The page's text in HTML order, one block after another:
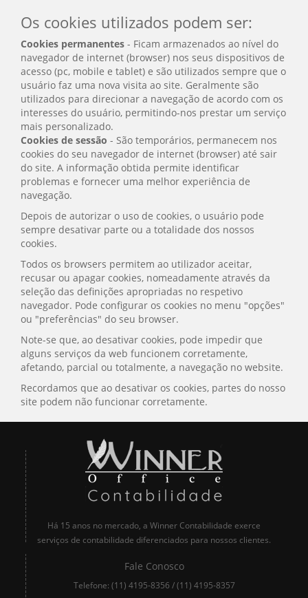
Os cookies utilizados podem ser:
Cookies permanentes - Ficam armazenados ao nível do
navegador de internet (browser) nos seus dispositivos de
acesso (pc, mobile e tablet) e são utilizados sempre que o
usuário faz uma nova visita ao site. Geralmente são
utilizados para direcionar a navegação de acordo com os
interesses do usuário, permitindo-nos prestar um serviço
mais personalizado.
Cookies de sessão - São temporários, permanecem nos
cookies do seu navegador de internet (browser) até sair
do site. A informação obtida permite identificar
problemas e fornecer uma melhor experiência de
navegação.
Depois de autorizar o uso de cookies, o usuário pode
sempre desativar parte ou a totalidade dos nossos
cookies.
Todos os browsers permitem ao utilizador aceitar,
recusar ou apagar cookies, nomeadamente através da
seleção das definições apropriadas no respetivo
navegador. Pode configurar os cookies no menu "opções"
ou "preferências" do seu browser.
Note-se que, ao desativar cookies, pode impedir que
alguns serviços da web funcionem corretamente,
afetando, parcial ou totalmente, a navegação no website.
Recordamos que ao desativar os cookies, partes do nosso
site podem não funcionar corretamente.
Há 15 anos no mercado, a Winner Contabilidade exerce
serviços de contabilidade diferenciados para nossos clientes.
Fale Conosco
Telefone: (11) 4195-8356 /(11) 4195-8357